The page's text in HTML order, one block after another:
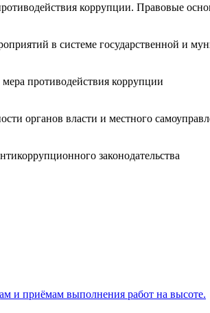
коррупции. Правовые
в системе государственной и
противодействия коррупции
органов власти и местного
законодательства
и приёмам выполнения работ на высоте.